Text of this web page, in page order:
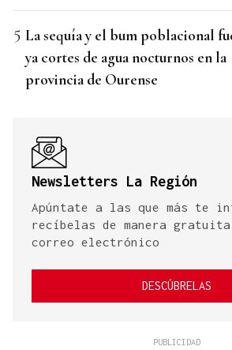
La sequía y el bum poblacional
ya cortes de agua nocturnos en la
provincia de Ourense
Newsletters La Región
Apúntate a las que más te
recíbelas de manera
correo electrónico
DESCÚBRELAS